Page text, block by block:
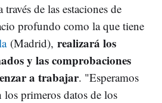
de las estaciones de
profundo como la que tiene
(Madrid), realizará los
y las comprobaciones
a trabajar. "Esperamos
los primeros datos de los